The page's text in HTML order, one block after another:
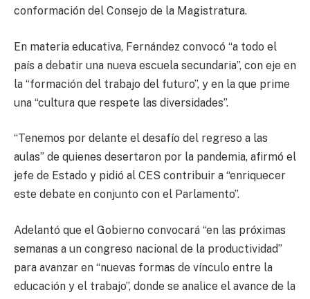
conformación del Consejo de la Magistratura.
En materia educativa, Fernández convocó “a todo el
país a debatir una nueva escuela secundaria”, con eje en
la “formación del trabajo del futuro”, y en la que prime
una “cultura que respete las diversidades”.
“Tenemos por delante el desafío del regreso a las
aulas” de quienes desertaron por la pandemia, afirmó el
jefe de Estado y pidió al CES contribuir a “enriquecer
este debate en conjunto con el Parlamento”.
Adelantó que el Gobierno convocará “en las próximas
semanas a un congreso nacional de la productividad”
para avanzar en “nuevas formas de vínculo entre la
educación y el trabajo”, donde se analice el avance de la